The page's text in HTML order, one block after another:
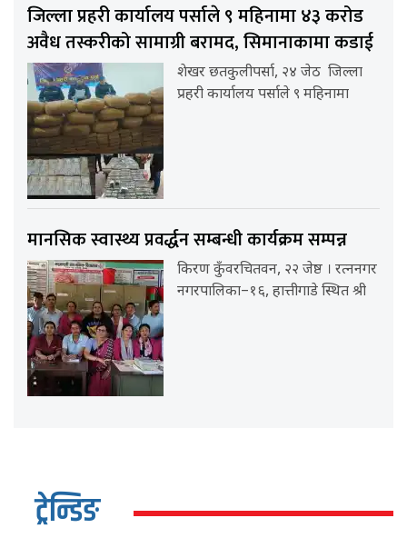
जिल्ला प्रहरी कार्यालय पर्साले ९ महिनामा ४३ करोड
अवैध तस्करीको सामाग्री बरामद, सिमानाकामा कडाई
शेखर छतकुलीपर्सा, २४ जेठ जिल्ला
प्रहरी कार्यालय पर्साले ९ महिनामा
मानसिक स्वास्थ्य प्रवर्द्धन सम्बन्धी कार्यक्रम सम्पन्न
किरण कुँवरचितवन, २२ जेष्ठ । रत्ननगर
नगरपालिका–१६, हात्तीगाडे स्थित श्री
ट्रेन्डिङ